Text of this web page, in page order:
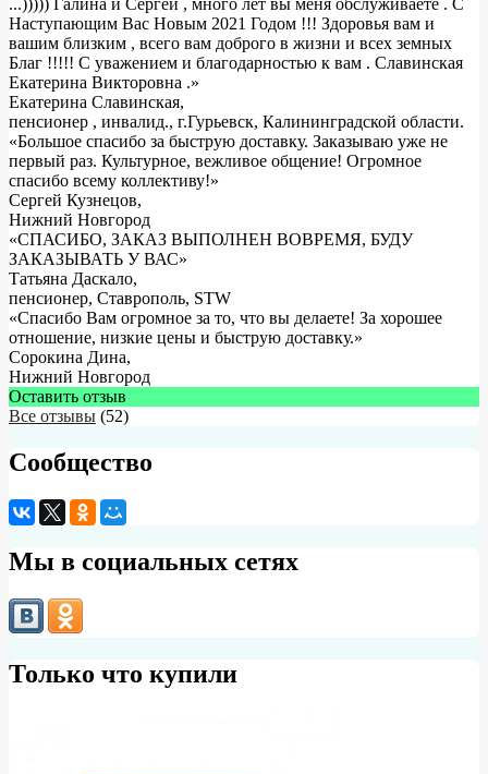
...))))) Галина и Сергей , много лет вы меня обслуживаете . С
Наступающим Вас Новым 2021 Годом !!! Здоровья вам и
вашим близким , всего вам доброго в жизни и всех земных
Благ !!!!! С уважением и благодарностью к вам . Славинская
Екатерина Викторовна .»
Екатерина Славинская,
пенсионер , инвалид., г.Гурьевск, Калининградской области.
«Большое спасибо за быструю доставку. Заказываю уже не
первый раз. Культурное, вежливое общение! Огромное
спасибо всему коллективу!»
Сергей Кузнецов,
Нижний Новгород
«СПАСИБО, ЗАКАЗ ВЫПОЛНЕН ВОВРЕМЯ, БУДУ
ЗАКАЗЫВАТЬ У ВАС»
Татьяна Даскало,
пенсионер, Ставрополь, STW
«Спасибо Вам огромное за то, что вы делаете! За хорошее
отношение, низкие цены и быструю доставку.»
Сорокина Дина,
Нижний Новгород
Оставить отзыв
Все отзывы (52)
Сообщество
Мы в социальных сетях
Только что купили